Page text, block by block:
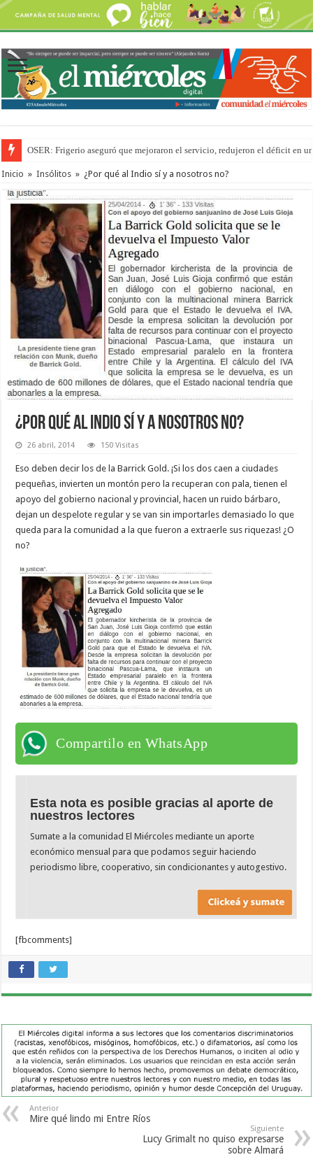
OSER: Frigerio aseguró que mejoraron el servicio, redujeron el déficit en
Por primera vez hicieron una cirugía de reconstrucción torácica en el
Inicio » Insólitos » ¿Por qué al Indio sí y a nosotros no?
¿Por qué al Indio sí y a nosotros no?
26 abril, 2014 150 Visitas
Eso deben decir los de la Barrick Gold. ¡Si los dos caen a ciudades
pequeñas, invierten un montón pero la recuperan con pala, tienen el
apoyo del gobierno nacional y provincial, hacen un ruido bárbaro,
dejan un despelote regular y se van sin importarles demasiado lo que
queda para la comunidad a la que fueron a extraerle sus riquezas! ¿O
no?
Compartilo en WhatsApp
Esta nota es posible gracias al aporte de
nuestros lectores
Sumate a la comunidad El Miércoles mediante un aporte
económico mensual para que podamos seguir haciendo
periodismo libre, cooperativo, sin condicionantes y autogestivo.
[fbcomments]
Anterior
Mire qué lindo mi Entre Ríos
Siguiente
Lucy Grimalt no quiso expresarse
sobre Almará